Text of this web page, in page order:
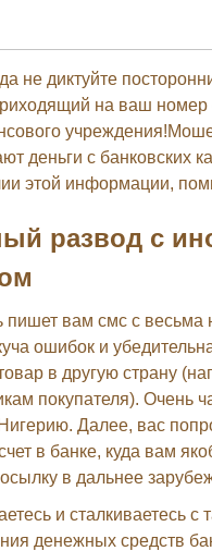
не диктуйте
на ваш номер
деньги с банковских
этой информации,
развод с
пишет вам смс с весьма
ошибок и
в другую страну
покупателя). Очень
Далее, вас
в банке, куда вам
в дальнее
и сталкиваетесь с
денежных средств